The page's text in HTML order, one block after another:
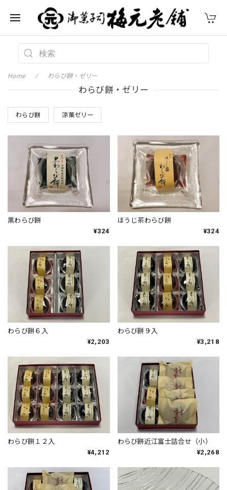
Home わらび餅・ゼリー
わらび餅・ゼリー
わらび餅 涼菓ゼリー
黒わらび餅
¥324
ほうじ茶わらび餅
¥324
わらび餅６入
¥2,203
わらび餅９入
¥3,218
わらび餅１２入
¥4,212
わらび餅近江富士詰合せ（小）
¥2,268